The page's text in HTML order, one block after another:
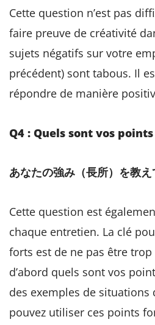
Cette question n’est pas
faire preuve de créativité
sujets négatifs sur votre
précédent) sont tabous. Il
répondre de manière
Q4 : Quels sont vos
あなたの強み（長所）を教え
Cette question est
chaque entretien. La clé
forts est de ne pas être
d’abord quels sont vos
des exemples de situations
pouvez utiliser ces points